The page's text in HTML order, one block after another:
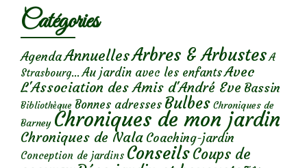
Catégories
AgendaAnnuellesArbres & Arbustes A
Strasbourg... Au jardin avec les enfantsAvec
L'Association des Amis d'André Eve Bassin
Bibliothèque Bonnes adresses Bulbes Chroniques de
Barney Chroniques de mon jardin
Chroniques de Nala Coaching-jardin
Conception de jardins ConseilsCoups de